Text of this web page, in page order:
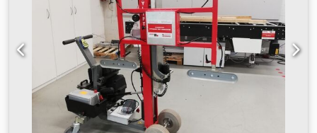
• w pozycji poziomej ok. 1200–890 mm Maksymalny rozmiar
płyt: 5200 x 2100 mm Udźwig: 250 kg Miejsce
przechowywania: Bad Wimpfen